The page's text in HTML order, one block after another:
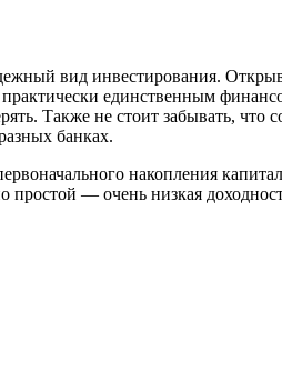
вид инвестирования.
единственным
Также не стоит забывать,
банках.
накопления
— очень низкая